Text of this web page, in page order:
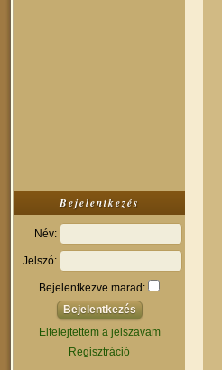
Bejelentkezés
Név:
Jelszó:
Bejelentkezve marad:
Elfelejtettem a jelszavam
Regisztráció